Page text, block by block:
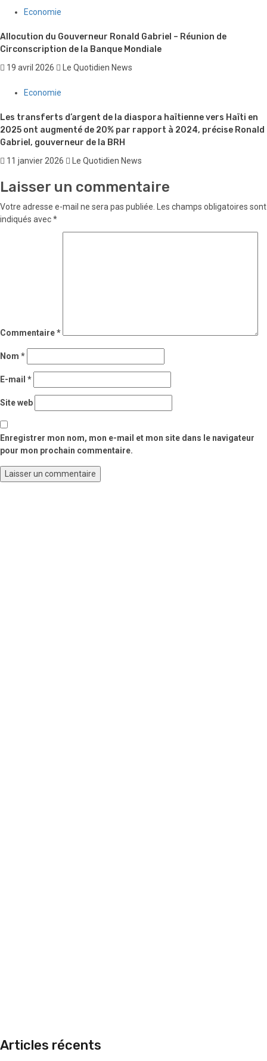
Economie
Allocution du Gouverneur Ronald Gabriel – Réunion de
Circonscription de la Banque Mondiale
19 avril 2026 Le Quotidien News
Economie
Les transferts d’argent de la diaspora haïtienne vers Haïti en
2025 ont augmenté de 20% par rapport à 2024, précise Ronald
Gabriel, gouverneur de la BRH
11 janvier 2026 Le Quotidien News
Laisser un commentaire
Votre adresse e-mail ne sera pas publiée.
Les champs obligatoires sont
indiqués avec*
Commentaire*
Nom *
E-mail *
Site web
Enregistrer mon nom, mon e-mail et mon site dans le navigateur
pour mon prochain commentaire.
Articles récents